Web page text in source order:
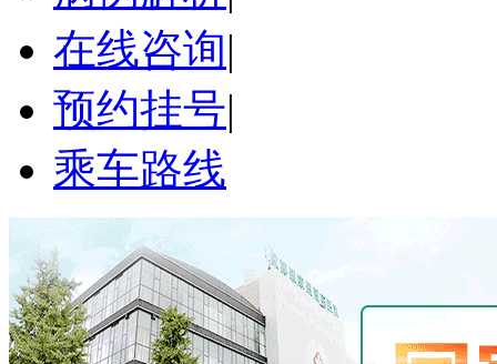
在线咨询|
预约挂号|
乘车路线